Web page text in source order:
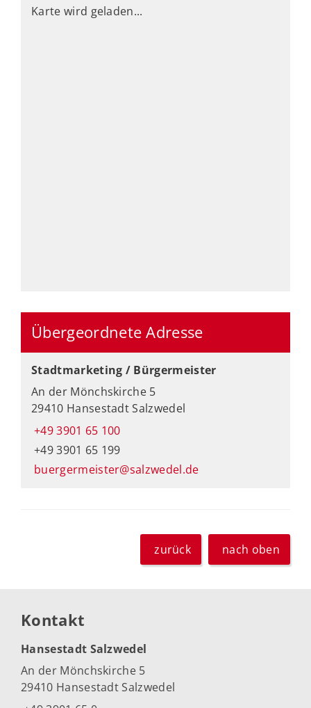
Karte wird geladen...
Übergeordnete Adresse
Stadtmarketing / Bürgermeister
An der Mönchskirche 5
29410 Hansestadt Salzwedel
+49 3901 65 100
+49 3901 65 199
buergermeister@salzwedel.de
zurück nach oben
Kontakt
Hansestadt Salzwedel
An der Mönchskirche 5
29410 Hansestadt Salzwedel